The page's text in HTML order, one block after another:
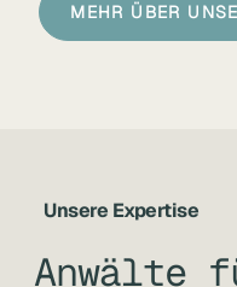
MEHR ÜBER
Unsere Expertise
Anwälte